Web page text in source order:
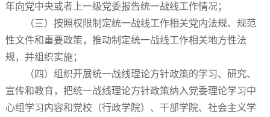
年向党中央或者上一级党委报告统一战线工作情况；
（三）按照权限制定统一战线工作相关党内法规、规范
性文件和重要政策，推动制定统一战线工作相关地方性法
规，并组织实施；
（四）组织开展统一战线理论方针政策的学习、研究、
宣传和教育，把统一战线理论方针政策纳入党委理论学习中
心组学习内容和党校（行政学院）、干部学院、社会主义学